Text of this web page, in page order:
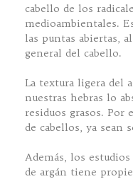
cabello de los
medioambientales.
las puntas abiertas,
general del cabello.
La textura ligera del
nuestras hebras lo
residuos grasos. Por
de cabellos, ya sean
Además, los
de argán tiene